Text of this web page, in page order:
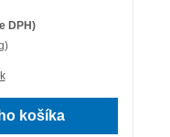
DPH)
košíka